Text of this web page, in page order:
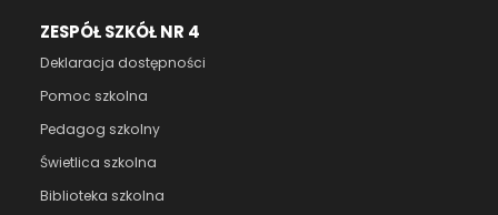
ZESPÓŁ SZKÓŁ NR 4
Deklaracja dostępności
Pomoc szkolna
Pedagog szkolny
Świetlica szkolna
Biblioteka szkolna